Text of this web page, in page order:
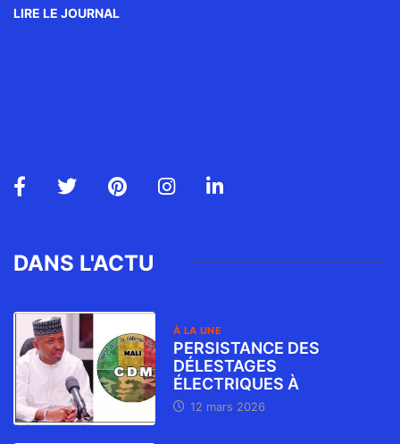
LIRE LE JOURNAL
DANS L'ACTU
À LA UNE
PERSISTANCE DES
DÉLESTAGES
ÉLECTRIQUES À
12 mars 2026